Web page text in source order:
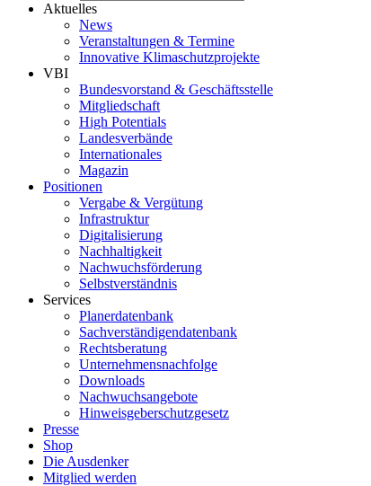
Aktuelles
News
Veranstaltungen & Termine
Innovative Klimaschutzprojekte
VBI
Bundesvorstand & Geschäftsstelle
Mitgliedschaft
High Potentials
Landesverbände
Internationales
Magazin
Positionen
Vergabe & Vergütung
Infrastruktur
Digitalisierung
Nachhaltigkeit
Nachwuchsförderung
Selbstverständnis
Services
Planerdatenbank
Sachverständigendatenbank
Rechtsberatung
Unternehmensnachfolge
Downloads
Nachwuchsangebote
Hinweisgeberschutzgesetz
Presse
Shop
Die Ausdenker
Mitglied werden